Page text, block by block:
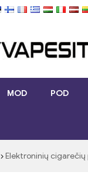
MOD POD
Elektroninių cigarečių